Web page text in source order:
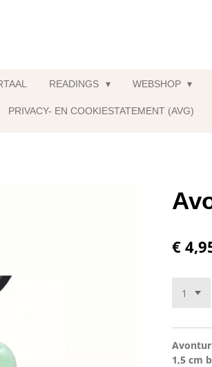
READINGS WEBSHOP
PRIVACY- EN COOKIESTATEMENT (AVG)
€
1,5 cm